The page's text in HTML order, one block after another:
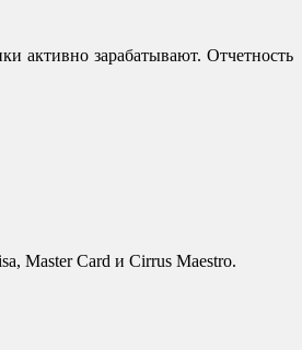
активно зарабатывают. Отчетность
Master Card и Cirrus Maestro.